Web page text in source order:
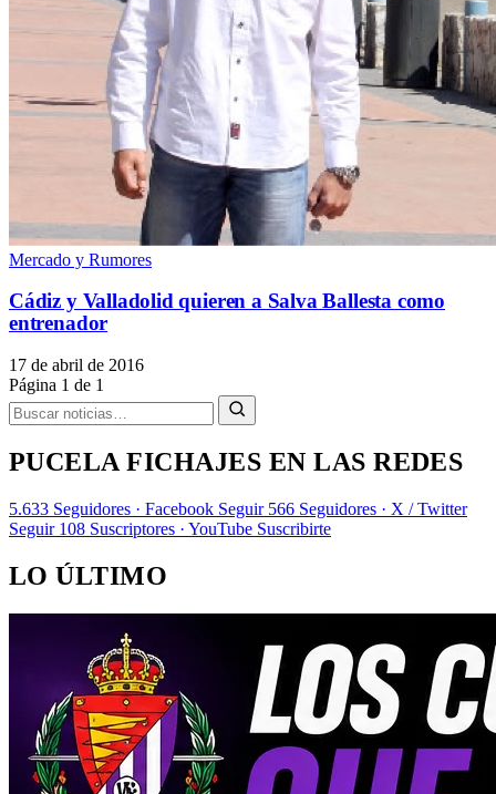
Mercado y Rumores
Cádiz y Valladolid quieren a Salva Ballesta como
entrenador
17 de abril de 2016
Página 1 de 1
PUCELA FICHAJES EN LAS REDES
5.633 Seguidores · Facebook Seguir 566 Seguidores · X / Twitter
Seguir 108 Suscriptores · YouTube Suscribirte
LO ÚLTIMO